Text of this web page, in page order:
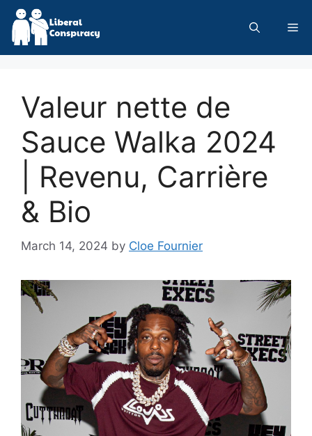
Skip
content
Valeur nette de
Sauce Walka 2024
| Revenu, Carrière
& Bio
March 14, 2024 by Cloe Fournier